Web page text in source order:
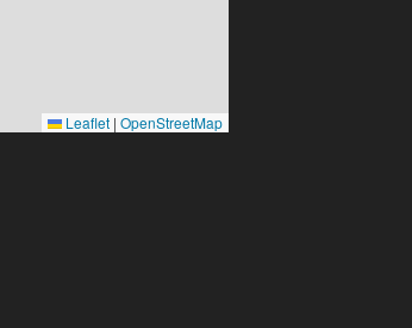
Leaflet | OpenStreetMap